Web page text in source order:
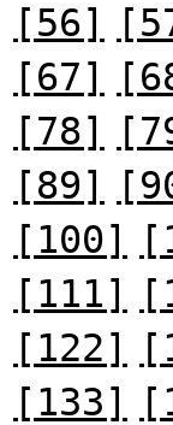
[56]
[67]
[78]
[89]
[100]
[111]
[122]
[133]